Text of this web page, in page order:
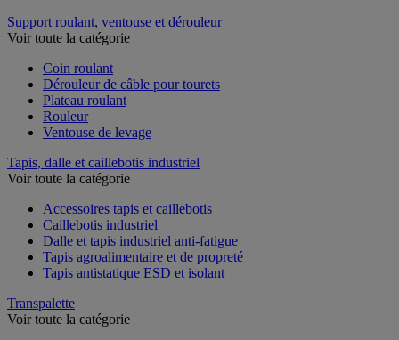
Support roulant, ventouse et dérouleur
Voir toute la catégorie
Coin roulant
Dérouleur de câble pour tourets
Plateau roulant
Rouleur
Ventouse de levage
Tapis, dalle et caillebotis industriel
Voir toute la catégorie
Accessoires tapis et caillebotis
Caillebotis industriel
Dalle et tapis industriel anti-fatigue
Tapis agroalimentaire et de propreté
Tapis antistatique ESD et isolant
Transpalette
Voir toute la catégorie